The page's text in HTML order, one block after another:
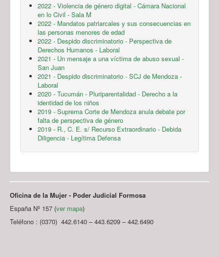
2022 - Violencia de género digital - Cámara Nacional
en lo Civil - Sala M
2022 - Mandatos patriarcales y sus consecuencias en
las personas menores de edad
2022 - Despido discriminatorio - Perspectiva de
Derechos Humanos - Laboral
2021 - Un mensaje a una víctima de abuso sexual -
San Juan
2021 - Despido discriminatorio - SCJ de Mendoza -
Laboral
2020 - Tucumán - Pluriparentalidad - Derecho a la
identidad de los niños
2019 - Suprema Corte de Mendoza anula debate por
falta de perspectiva de género
2019 - R., C. E. s/ Recurso Extraordinario - Debida
Diligencia - Legítima Defensa
Oficina de la Mujer - Poder Judicial Formosa
España Nº 157 (ver mapa)
Teléfono : (0370) 442.6140 – 443.6209 – 442.6490